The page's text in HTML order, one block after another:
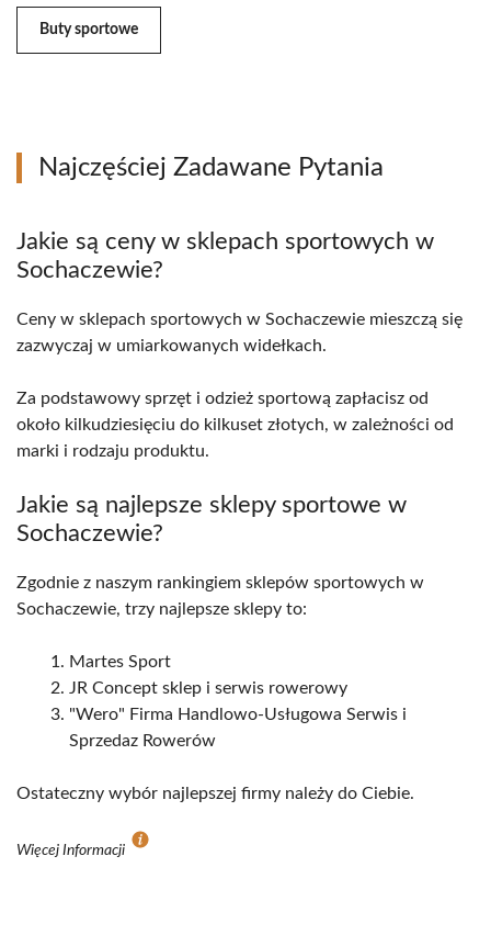
Buty sportowe
Najczęściej Zadawane Pytania
Jakie są ceny w sklepach sportowych w
Sochaczewie?
Ceny w sklepach sportowych w Sochaczewie mieszczą się
zazwyczaj w umiarkowanych widełkach.
Za podstawowy sprzęt i odzież sportową zapłacisz od
około kilkudziesięciu do kilkuset złotych, w zależności od
marki i rodzaju produktu.
Jakie są najlepsze sklepy sportowe w
Sochaczewie?
Zgodnie z naszym rankingiem sklepów sportowych w
Sochaczewie, trzy najlepsze sklepy to:
Martes Sport
JR Concept sklep i serwis rowerowy
"Wero" Firma Handlowo-Usługowa Serwis i
Sprzedaz Rowerów
Ostateczny wybór najlepszej firmy należy do Ciebie.
Więcej Informacji